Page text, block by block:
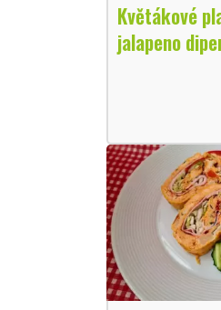
Květákové
jalapeno